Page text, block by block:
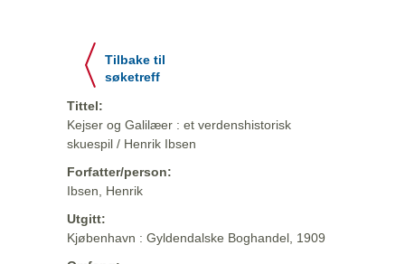
Tilbake til
søketreff
Tittel:
Kejser og Galilæer : et verdenshistorisk
skuespil / Henrik Ibsen
Forfatter/person:
Ibsen, Henrik
Utgitt:
Kjøbenhavn : Gyldendalske Boghandel, 1909